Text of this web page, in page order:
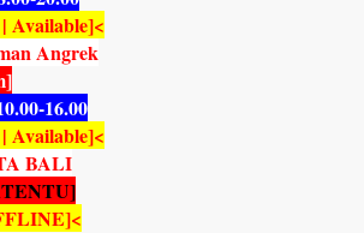
Available]<
Angrek
16.00
BALI